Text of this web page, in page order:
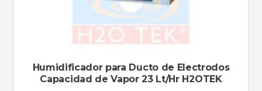
Humidificador para Ducto de Electrodos
Capacidad de Vapor 23 Lt/Hr H2OTEK